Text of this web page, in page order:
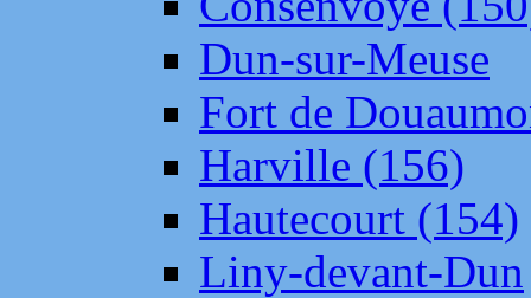
Dun-sur-Meuse
Fort de
Harville (156)
Hautecourt (154)
Liny-devant-Dun